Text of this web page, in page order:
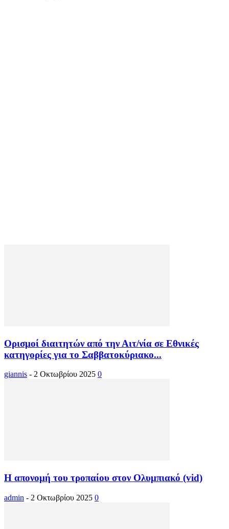
Ορισμοί διαιτητών από την Αιτ/νία σε Εθνικές
κατηγορίες για το Σαββατοκύριακο...
giannis - 2 Οκτωβρίου 2025 0
Η απονομή του τροπαίου στον Ολυμπιακό (vid)
admin - 2 Οκτωβρίου 2025 0